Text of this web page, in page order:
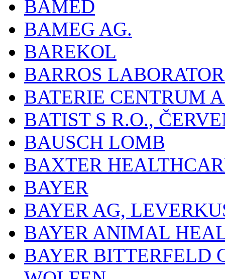
BAMED
BAMEG AG.
BAREKOL
BARROS
BATERIE CENTRUM
BATIST S R.O.,
BAUSCH LOMB
BAXTER
BAYER
BAYER AG,
BAYER ANIMAL
BAYER BITTERFELD